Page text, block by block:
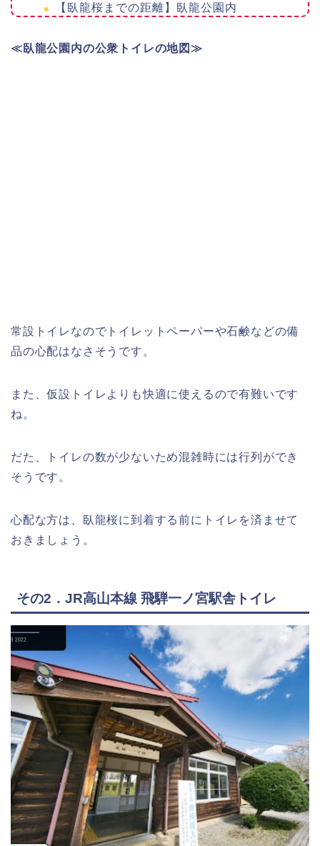
【臥龍桜までの距離】臥龍公園内
≪臥龍公園内の公衆 トイレの地図≫
常設トイレなのでトイレットペーパーや石鹸などの備
品の心配はなさそうです。
また、仮設トイレよりも快適に使えるので有難いです
ね。
だた、トイレの数が少ないため混雑時には行列ができ
そうです。
心配な方は、臥龍桜に到着する前にトイレを済ませて
おきましょう。
その2．JR高山本線 飛騨一ノ宮駅舎トイレ